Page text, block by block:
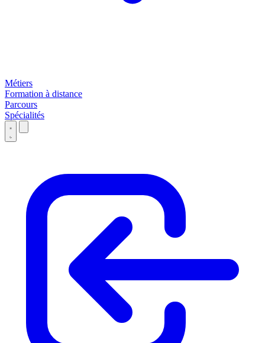
Métiers
Formation à distance
Parcours
Spécialités